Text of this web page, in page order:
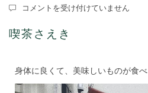
喫
さ
え
コメントを受け付けていません
喫茶さえき
身体に良くて、美味しいものが食べ